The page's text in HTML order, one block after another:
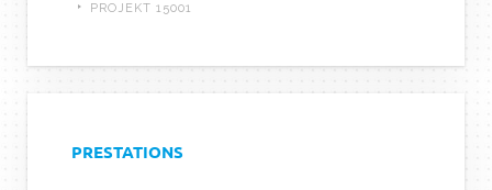
PROJEKT 15001
PRESTATIONS